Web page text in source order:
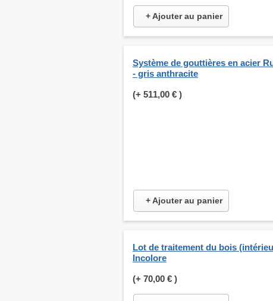
+ Ajouter au panier
Système de gouttières en acier
- gris anthracite
(+ 511,00 € )
+ Ajouter au panier
Lot de traitement du bois
Incolore
(+ 70,00 € )